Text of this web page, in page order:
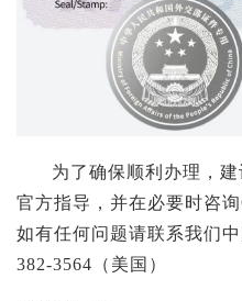
为了确保顺利办理，
官方指导，并在必要时咨
如有任何问题请联系我们
382-3564（美国）